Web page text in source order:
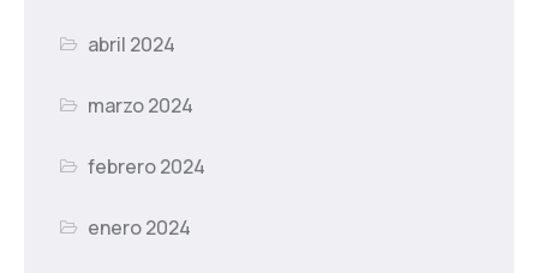
abril 2024
marzo 2024
febrero 2024
enero 2024